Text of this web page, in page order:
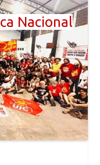
Nacional